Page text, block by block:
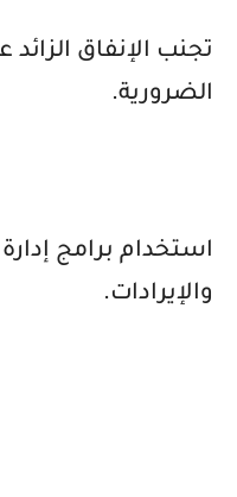
تجنب الإنفاق الزائد
الضرورية.
استخدام برامج
والإيرادات.